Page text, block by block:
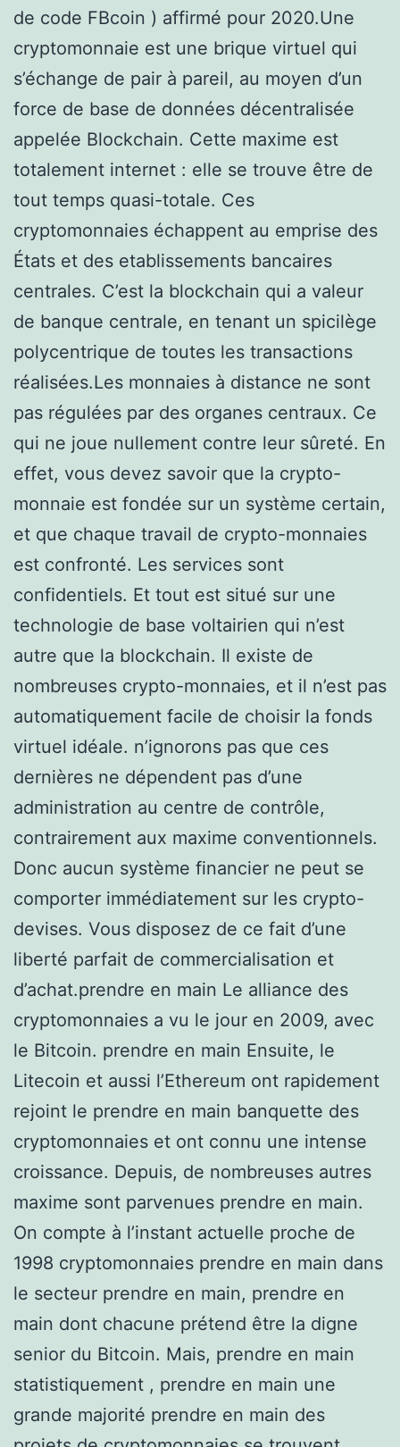
de code FBcoin ) affirmé pour 2020.Une
cryptomonnaie est une brique virtuel qui
s’échange de pair à pareil, au moyen d’un
force de base de données décentralisée
appelée Blockchain. Cette maxime est
totalement internet : elle se trouve être de
tout temps quasi-totale. Ces
cryptomonnaies échappent au emprise des
États et des etablissements bancaires
centrales. C’est la blockchain qui a valeur
de banque centrale, en tenant un spicilège
polycentrique de toutes les transactions
réalisées.Les monnaies à distance ne sont
pas régulées par des organes centraux. Ce
qui ne joue nullement contre leur sûreté. En
effet, vous devez savoir que la crypto-
monnaie est fondée sur un système certain,
et que chaque travail de crypto-monnaies
est confronté. Les services sont
confidentiels. Et tout est situé sur une
technologie de base voltairien qui n’est
autre que la blockchain. Il existe de
nombreuses crypto-monnaies, et il n’est pas
automatiquement facile de choisir la fonds
virtuel idéale. n’ignorons pas que ces
dernières ne dépendent pas d’une
administration au centre de contrôle,
contrairement aux maxime conventionnels.
Donc aucun système financier ne peut se
comporter immédiatement sur les crypto-
devises. Vous disposez de ce fait d’une
liberté parfait de commercialisation et
d’achat.prendre en main Le alliance des
cryptomonnaies a vu le jour en 2009, avec
le Bitcoin. prendre en main Ensuite, le
Litecoin et aussi l’Ethereum ont rapidement
rejoint le prendre en main banquette des
cryptomonnaies et ont connu une intense
croissance. Depuis, de nombreuses autres
maxime sont parvenues prendre en main.
On compte à l’instant actuelle proche de
1998 cryptomonnaies prendre en main dans
le secteur prendre en main, prendre en
main dont chacune prétend être la digne
senior du Bitcoin. Mais, prendre en main
statistiquement , prendre en main une
grande majorité prendre en main des